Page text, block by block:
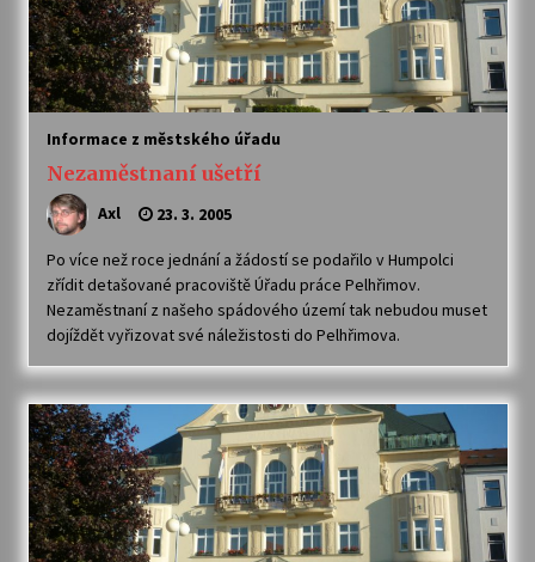
Veselí muzikanti
30. 7. 2026
šedesátka: 28. 7.–1. 8. 2026
Letní koncerty ve Stromovce: Kolchoz a
Jenakaši
28. 7. 2026
Votavžatský ploty
23. 7. 2026
Letní koncerty ve Stromovce: Rufus Miller
22. 7. 2026
Informace z městského úřadu
Nezaměstnaní ušetří
Axl 23. 3. 2005
Po více než roce jednání a žádostí se podařilo v Humpolci
zřídit detašované pracoviště Úřadu práce Pelhřimov.
Nezaměstnaní z našeho spádového území tak nebudou muset
dojíždět vyřizovat své náležistosti do Pelhřimova.